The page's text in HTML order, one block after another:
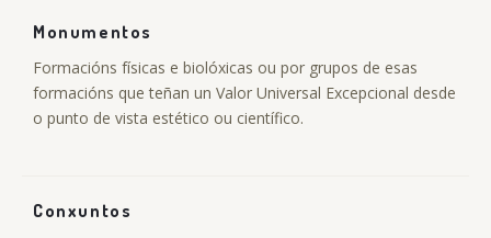
Monumentos
Formacións físicas e biolóxicas ou por grupos de esas
formacións que teñan un Valor Universal Excepcional desde
o punto de vista estético ou científico.
Conxuntos